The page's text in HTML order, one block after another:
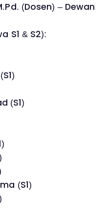
(Dosen) – Dewan
S1 & S2):
(S1)
(S1)